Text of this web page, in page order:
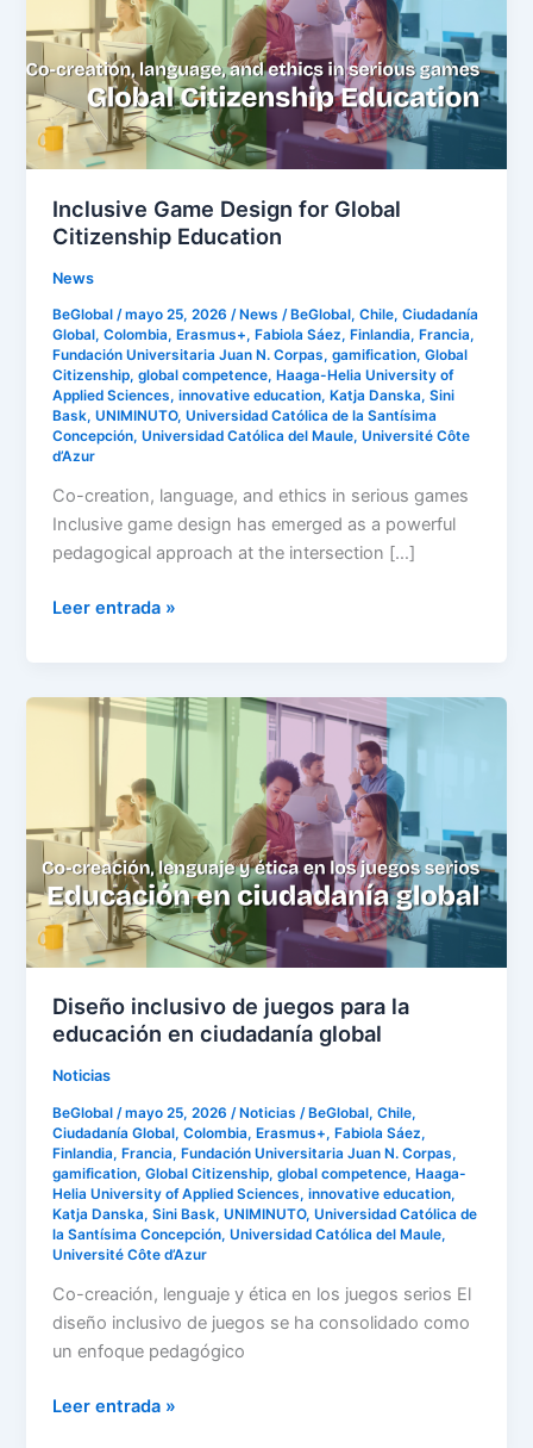
Inclusive Game Design for Global
Citizenship Education
News
BeGlobal/mayo 25, 2026/ News / BeGlobal,Chile,Ciudadanía
Global,Colombia, Erasmus+, Fabiola Sáez, Finlandia, Francia,
Fundación Universitaria Juan N. Corpas,gamification,Global
Citizenship,global competence, Haaga-Helia University of
Applied Sciences,innovative education, Katja Danska,Sini
Bask,UNIMINUTO,Universidad Católica de la Santísima
Concepción,Universidad Católica del Maule,Université Côte
d’Azur
Co-creation, language, and ethics in serious games
Inclusive game design has emerged as a powerful
pedagogical approach at the intersection […]
Global
Citizenship
Education
Leer entrada »
Diseño inclusivo de juegos para la
educación en ciudadanía global
Noticias
BeGlobal/mayo 25, 2026/ Noticias / BeGlobal,Chile,
Ciudadanía Global,Colombia, Erasmus+, Fabiola Sáez,
Finlandia, Francia, Fundación Universitaria Juan N. Corpas,
gamification,Global Citizenship,global competence, Haaga-
Helia University of Applied Sciences,innovative education,
Katja Danska,Sini Bask,UNIMINUTO,Universidad Católica de
la Santísima Concepción,Universidad Católica del Maule,
Université Côte d’Azur
Co-creación, lenguaje y ética en los juegos serios El
diseño inclusivo de juegos se ha consolidado como
un enfoque pedagógico
Diseño
inclusivo
juegos
para
educación
en
ciudadanía
global
Leer entrada »